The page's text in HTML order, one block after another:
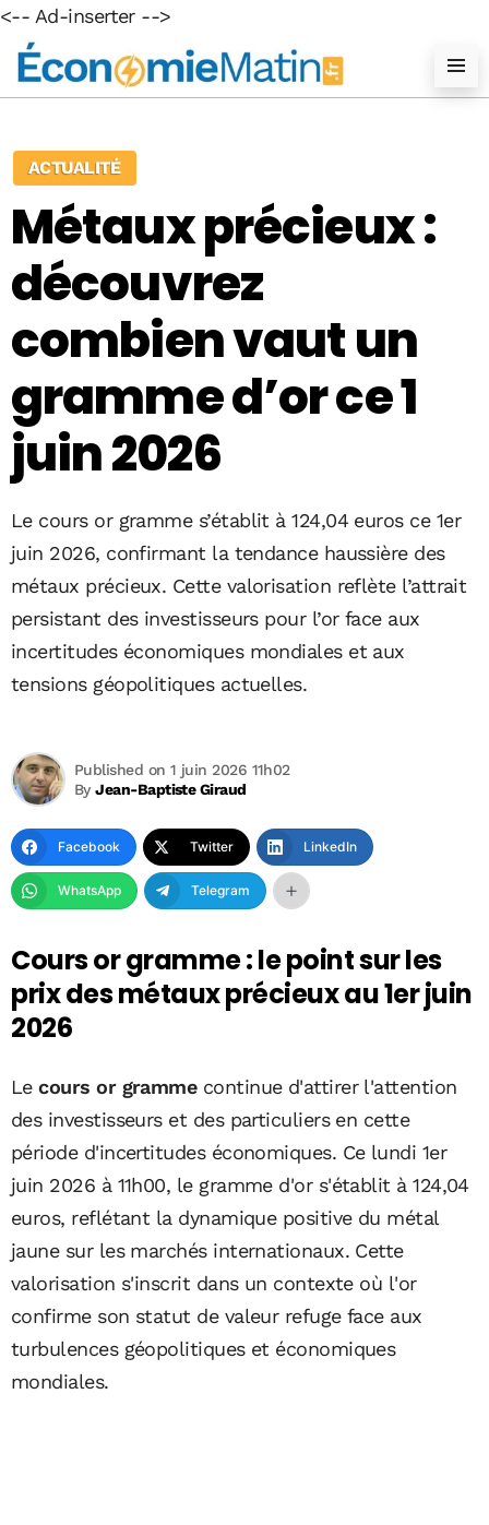
<-- Ad-inserter -->
ACTUALITÉ
Métaux précieux :
découvrez
combien vaut un
gramme d’or ce 1
juin 2026
Le cours or gramme s’établit à 124,04 euros ce 1er
juin 2026, confirmant la tendance haussière des
métaux précieux. Cette valorisation reflète l’attrait
persistant des investisseurs pour l’or face aux
incertitudes économiques mondiales et aux
tensions géopolitiques actuelles.
ByJean-Baptiste Giraud
Published on 1 juin 2026 11h02
Facebook Twitter LinkedIn
WhatsApp Telegram
Cours or gramme : le point sur les
prix des métaux précieux au 1er juin
2026
Lecours or grammecontinue d'attirer l'attention
des investisseurs et des particuliers en cette
période d'incertitudes économiques. Ce lundi 1er
juin 2026 à 11h00, le gramme d'or s'établit à 124,04
euros, reflétant la dynamique positive du métal
jaune sur les marchés internationaux. Cette
valorisation s'inscrit dans un contexte où l'or
confirme son statut de valeur refuge face aux
turbulences géopolitiques et économiques
mondiales.